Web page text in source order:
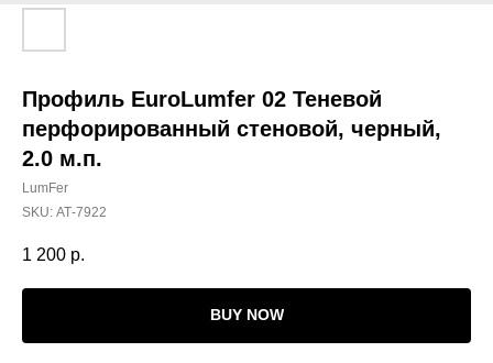
Профиль EuroLumfer 02 Теневой
перфорированный стеновой, черный,
2.0 м.п.
LumFer
SKU: АТ-7922
1 200 р.
BUY NOW